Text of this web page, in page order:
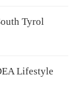
Tyrol
Lifestyle